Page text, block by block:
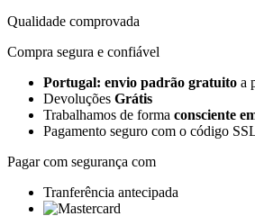
Qualidade comprovada
Compra segura e confiável
Portugal: envio padrão gratuito a
Devoluções Grátis
Trabalhamos de forma consciente
Pagamento seguro com o código
Pagar com segurança com
Tranferência antecipada